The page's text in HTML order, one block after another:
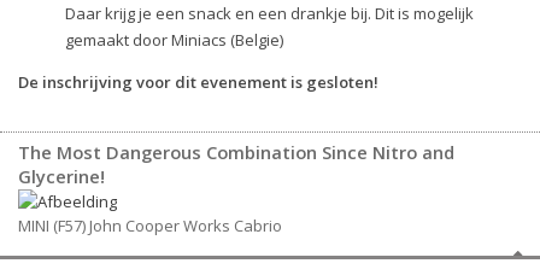
Daar krijg je een snack en een drankje bij. Dit is mogelijk
gemaakt door Miniacs (Belgie)
De inschrijving voor dit evenement is gesloten!
The Most Dangerous Combination Since Nitro and
Glycerine!
MINI (F57) John Cooper Works Cabrio